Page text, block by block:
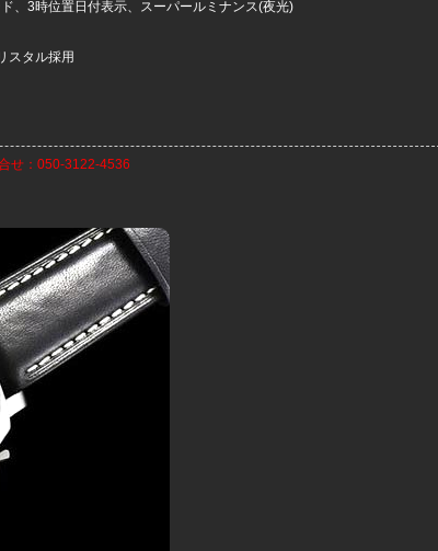
、3時位置日付表示、スーパールミナンス(夜光)
スタル採用
せ：050-3122-4536